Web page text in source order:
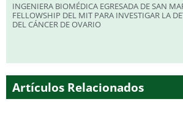
INGENIERA BIOMÉDICA EGRESADA DE SAN
FELLOWSHIP DEL MIT PARA INVESTIGAR LA
DEL CÁNCER DE OVARIO
Artículos Relacionados